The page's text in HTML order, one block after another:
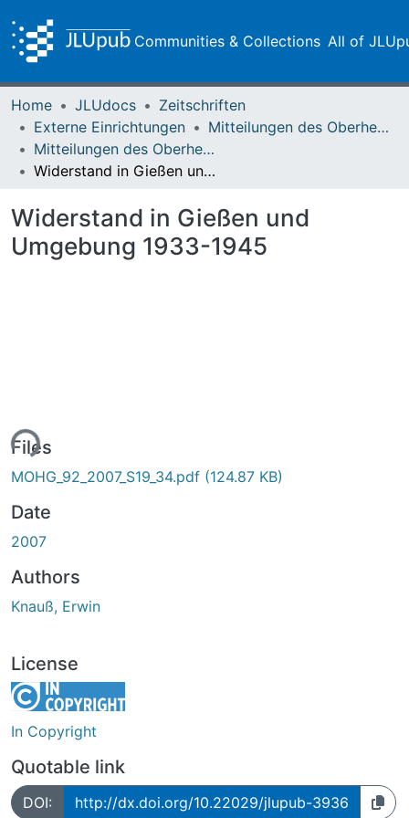
Communities & Collections All of
Home JLUdocs
Zeitschriften
Externe Einrichtungen
Mitteilungen des Oberhessischen Geschichtsvereins Gießen
Mitteilungen des Oberhessischen Geschichtsvereins Gießen Vol. 092 (2007)
Widerstand in Gießen und Umgebung 1933-1945
Widerstand in Gießen und
Umgebung 1933-1945
Files
MOHG_92_2007_S19_34.pdf (124.87 KB)
Date
2007
Authors
Knauß, Erwin
License
In Copyright
Quotable link
DOI: http://dx.doi.org/10.22029/jlupub-3936